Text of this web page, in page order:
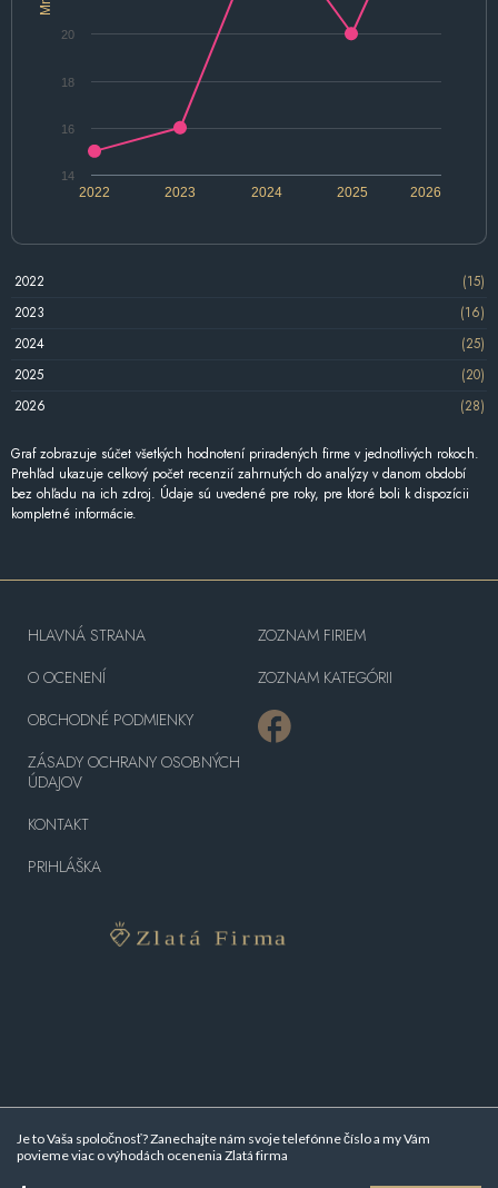
2022 2024 2026
2023 2025
14
16
18
20
2022
(15)
2023
(16)
2024
(25)
2025
(20)
2026
(28)
Graf zobrazuje súčet všetkých hodnotení priradených firme v jednotlivých rokoch.
Prehľad ukazuje celkový počet recenzií zahrnutých do analýzy v danom období
bez ohľadu na ich zdroj. Údaje sú uvedené pre roky, pre ktoré boli k dispozícii
kompletné informácie.
Je to Vaša spoločnosť? Zanechajte nám svoje telefónne číslo a my Vám
povieme viac ovýhodách ocenenia Zlatá firma
HLAVNÁ STRANA
O OCENENÍ
OBCHODNÉ PODMIENKY
ZÁSADY OCHRANY OSOBNÝCH
ÚDAJOV
KONTAKT
PRIHLÁŠKA
ZOZNAM FIRIEM
ZOZNAM KATEGÓRII